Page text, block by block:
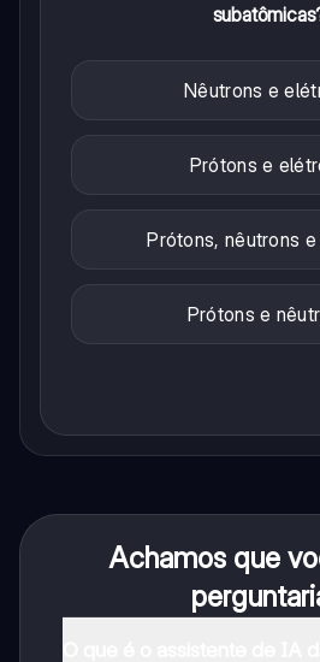
Nêutrons e
Prótons e
Prótons, nêutrons
Prótons e
Achamos que